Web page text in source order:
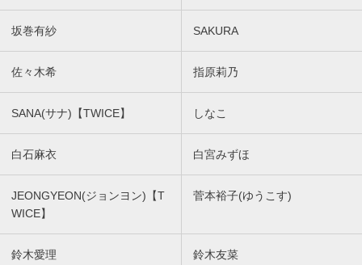
坂巻有紗 SAKURA
佐々木希 指原莉乃
SANA(サナ)【TWICE】 しなこ
白石麻衣 白宮みずほ
JEONGYEON(ジョンヨン)【T
WICE】
菅本裕子(ゆうこす)
鈴木愛理 鈴木友菜